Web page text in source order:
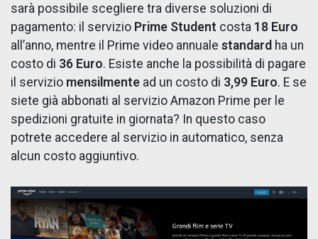
sarà possibile scegliere tra diverse soluzioni di
pagamento: il servizio Prime Student costa 18 Euro
all’anno, mentre il Prime video annuale standard ha un
costo di 36 Euro. Esiste anche la possibilità di pagare
il servizio mensilmente ad un costo di 3,99 Euro. E se
siete già abbonati al servizio Amazon Prime per le
spedizioni gratuite in giornata? In questo caso
potrete accedere al servizio in automatico, senza
alcun costo aggiuntivo.